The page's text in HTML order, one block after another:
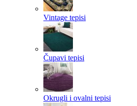
Vintage tepisi
Čupavi tepisi
Okrugli i ovalni tepisi